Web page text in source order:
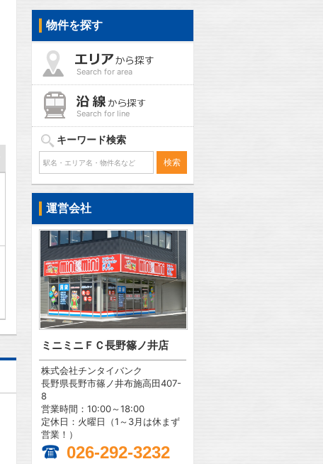
お問合わせ
お問合わせ
物件を探す
Search for area
Search for line
キーワード検索
運営会社
ミニミニＦＣ長野篠ノ井店
株式会社チンタイバンク
長野県長野市篠ノ井布施高田407-
8
営業時間：10:00～18:00
定休日：火曜日（1～3月は休まず
営業！）
026-292-3232